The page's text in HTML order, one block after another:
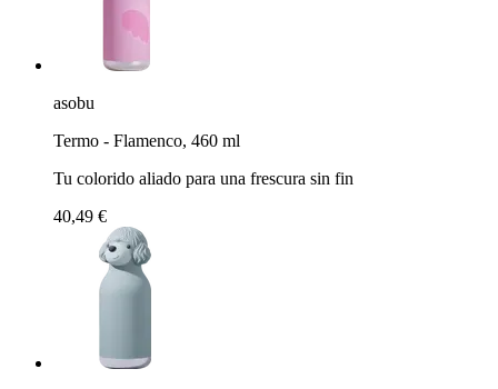
asobu
Termo - Flamenco, 460 ml
Tu colorido aliado para una frescura sin fin
40,49 €